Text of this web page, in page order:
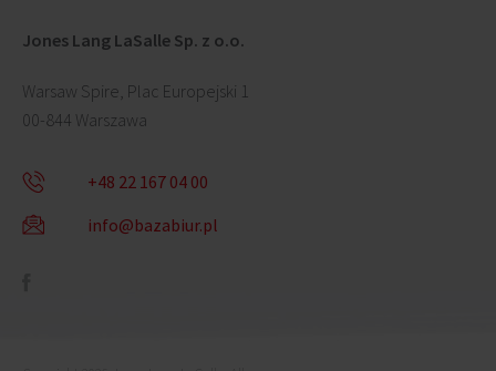
Jones Lang LaSalle Sp. z o.o.
Warsaw Spire, Plac Europejski 1
00-844 Warszawa
+48 22 167 04 00
info@bazabiur.pl